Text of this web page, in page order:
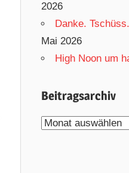
2026
Danke.
Mai 2026
High Noon um
Beitragsarchiv
Beitragsarchiv